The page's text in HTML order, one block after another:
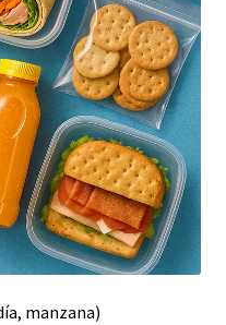
manzana)